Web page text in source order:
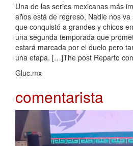
Una de las series mexicanas más
años está de regreso, Nadie nos
que conquistó a grandes y chicos
una segunda temporada que
estará marcada por el duelo pero
una etapa. […]The post Reparto
Gluc.mx
comentarista